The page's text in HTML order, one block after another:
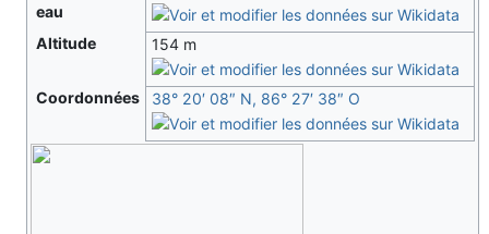
eau
Altitude 154 m
Coordonnées 38° 20′ 08″ N, 86° 27′ 38″ O